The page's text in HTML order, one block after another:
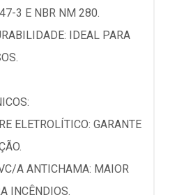
3 E NBR NM 280.
IDEAL PARA
ELETROLÍTICO: GARANTE
A ANTICHAMA: MAIOR
INCÊNDIOS.